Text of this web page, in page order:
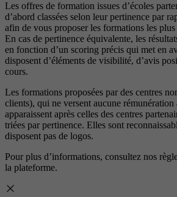
Les offres de formation issues d’écoles
d’abord classées selon leur pertinence par
afin de vous proposer les formations les plus
En cas de pertinence équivalente, les
en fonction d’un scoring précis qui met en
disposent d’éléments de visibilité, d’avis
cours.
Les formations proposées par des centres
clients), qui ne versent aucune rémunération
apparaissent après celles des centres
triées par pertinence. Elles sont
disposent pas de logos.
Pour plus d’informations, consultez nos
la plateforme.